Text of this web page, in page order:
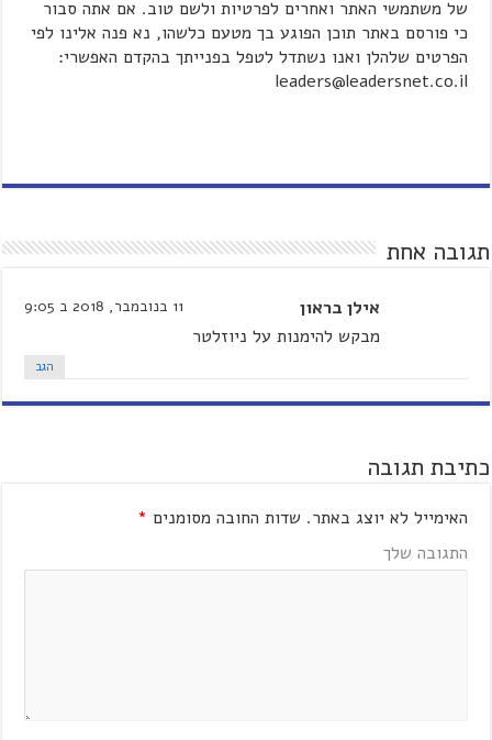
של משתמשי האתר ואחרים לפרטיות ולשם טוב. אם אתה סבור
כי פורסם באתר תוכן הפוגע בך מטעם כלשהו, נא פנה אלינו לפי
הפרטים שלהלן ואנו נשתדל לטפל בפנייתך בהקדם האפשרי:
leaders@leadersnet.co.il
תגובה אחת
אילן בראון 11 בנובמבר, 2018 ב 9:05
מבקש להימנות על ניוזלטר
הגב
כתיבת תגובה
האימייל לא יוצג באתר. שדות החובה מסומנים *
התגובה שלך